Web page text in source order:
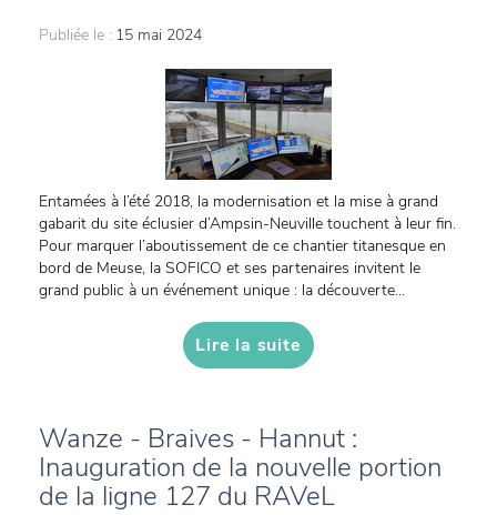
Publiée le : 15 mai 2024
Entamées à l’été 2018, la modernisation et la mise à grand
gabarit du site éclusier d’Ampsin-Neuville touchent à leur fin.
Pour marquer l’aboutissement de ce chantier titanesque en
bord de Meuse, la SOFICO et ses partenaires invitent le
grand public à un événement unique : la découverte...
Lire la suite
Wanze - Braives - Hannut :
Inauguration de la nouvelle portion
de la ligne 127 du RAVeL